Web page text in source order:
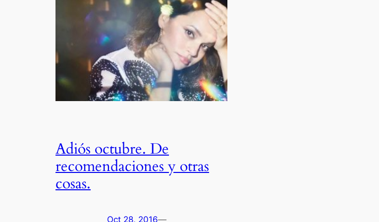
Adiós octubre. De
recomendaciones y otras
cosas.
Oct 28, 2016—